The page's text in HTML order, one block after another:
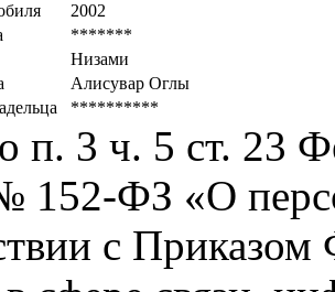
2002
*******
Низами
Алисувар Оглы
**********
п. 3 ч. 5 ст. 23
152-ФЗ «О
с